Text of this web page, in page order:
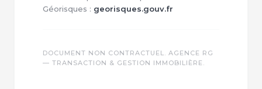
Géorisques : georisques.gouv.fr
DOCUMENT NON CONTRACTUEL. AGENCE RG
— TRANSACTION & GESTION IMMOBILIÈRE.